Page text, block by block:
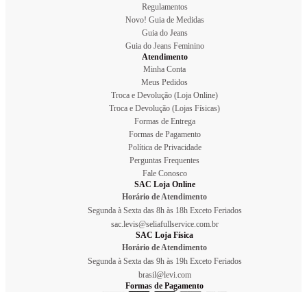
Regulamentos
Novo! Guia de Medidas
Guia do Jeans
Guia do Jeans Feminino
Atendimento
Minha Conta
Meus Pedidos
Troca e Devolução (Loja Online)
Troca e Devolução (Lojas Físicas)
Formas de Entrega
Formas de Pagamento
Política de Privacidade
Perguntas Frequentes
Fale Conosco
SAC Loja Online
Horário de Atendimento
Segunda à Sexta das 8h às 18h Exceto Feriados
sac.levis@seliafullservice.com.br
SAC Loja Física
Horário de Atendimento
Segunda à Sexta das 9h às 19h Exceto Feriados
brasil@levi.com
Formas de Pagamento